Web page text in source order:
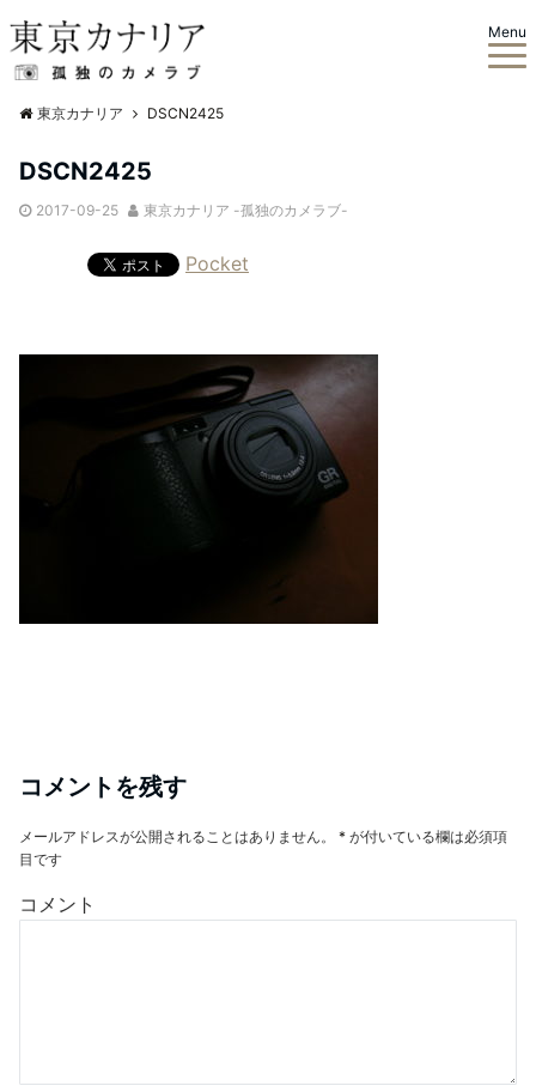
Menu
東京カナリア DSCN2425
DSCN2425
2017-09-25 東京カナリア -孤独のカメラブ-
Pocket
コメントを残す
メールアドレスが公開されることはありません。 * が付いている欄は必須項
目です
コメント